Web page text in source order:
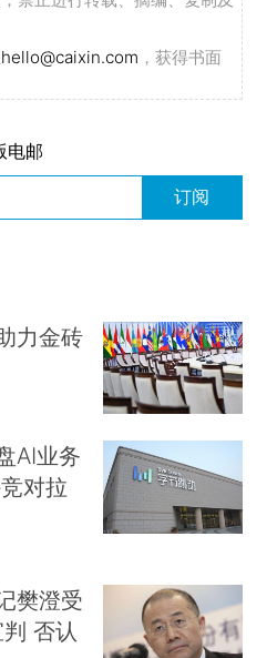
hello@caixin.com ，获得书面
电邮
订阅
力金砖
AI业务
对拉
樊澄受
否认